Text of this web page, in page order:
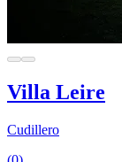
Villa Leire
Cudillero